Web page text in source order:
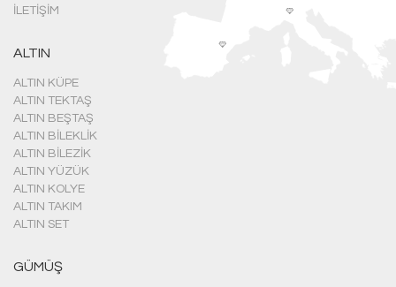
İLETIŞIM
ALTIN
ALTIN KÜPE
ALTIN TEKTAŞ
ALTIN BEŞTAŞ
ALTIN BILEKLIK
ALTIN BILEZIK
ALTIN YÜZÜK
ALTIN KOLYE
ALTIN TAKIM
ALTIN SET
GÜMÜŞ